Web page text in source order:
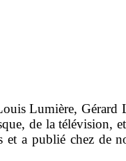
Lumière, Gérard
de la télévision,
et a publié chez de